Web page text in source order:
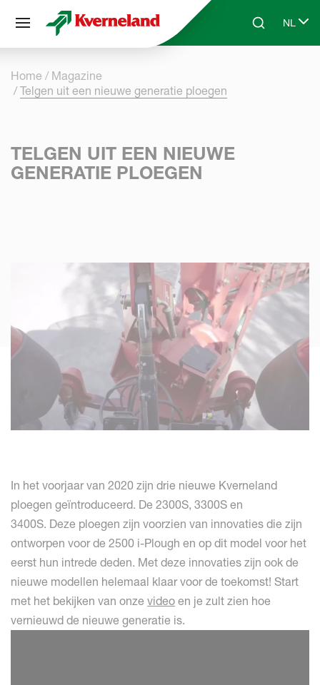
Skip to main contentSearchNL
Select
Home
Magazine
Telgen uit een nieuwe generatie ploegen
TELGEN UIT EEN NIEUWE
GENERATIE PLOEGEN
In het voorjaar van 2020 zijn drie nieuwe Kverneland
ploegen geïntroduceerd. De 2300S, 3300S en
3400S. Deze ploegen zijn voorzien van innovaties die zijn
ontworpen voor de 2500 i-Plough en op dit model voor het
eerst hun intrede deden. Met deze innovaties zijn ook de
nieuwe modellen helemaal klaar voor de toekomst! Start
met het bekijken van onze video en je zult zien hoe
vernieuwd de nieuwe generatie is.
Cookies beheer paneel